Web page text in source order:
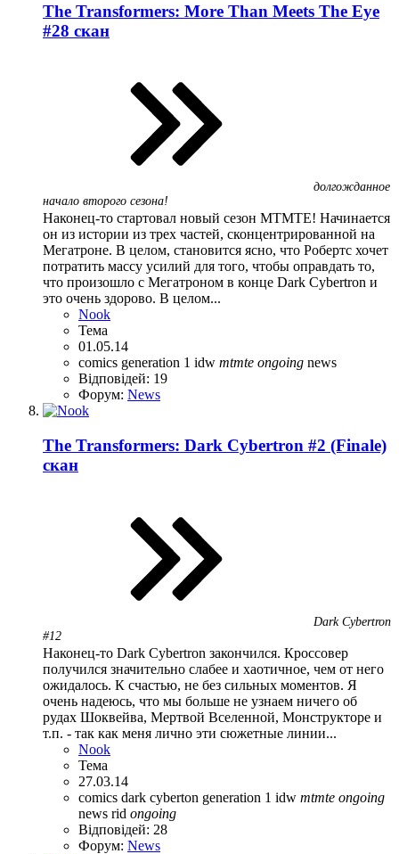
The Transformers: More Than Meets The Eye
#28 скан
долгожданное
начало второго сезона!
Наконец-то стартовал новый сезон MTMTE! Начинается
он из истории из трех частей, сконцентрированной на
Мегатроне. В целом, становится ясно, что Робертс хочет
потратить массу усилий для того, чтобы оправдать то,
что произошло с Мегатроном в конце Dark Cybertron и
это очень здорово. В целом...
Nook
Тема
01.05.14
comics generation 1 idw mtmte ongoing news
Відповідей: 19
Форум: News
The Transformers: Dark Cybertron #2 (Finale)
скан
Dark Cybertron
#12
Наконец-то Dark Cybertron закончился. Кроссовер
получился значительно слабее и хаотичное, чем от него
ожидалось. К счастью, не без сильных моментов. Я
очень надеюсь, что мы больше не узнаем ничего об
рудах Шоквейва, Мертвой Вселенной, Монструкторе и
т.п. - так как меня лично эти сюжетные линии...
Nook
Тема
27.03.14
comics dark cyberton generation 1 idw mtmte ongoing
news rid ongoing
Відповідей: 28
Форум: News